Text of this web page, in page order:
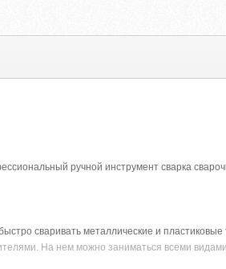
ручной инструмент сварка
сваривать металлические и
На нем можно заниматься всеми